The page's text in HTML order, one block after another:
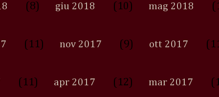
(8) giu 2018 (10) mag 2018
(11) nov 2017 (9) ott 2017
(11) apr 2017 (12) mar 2017